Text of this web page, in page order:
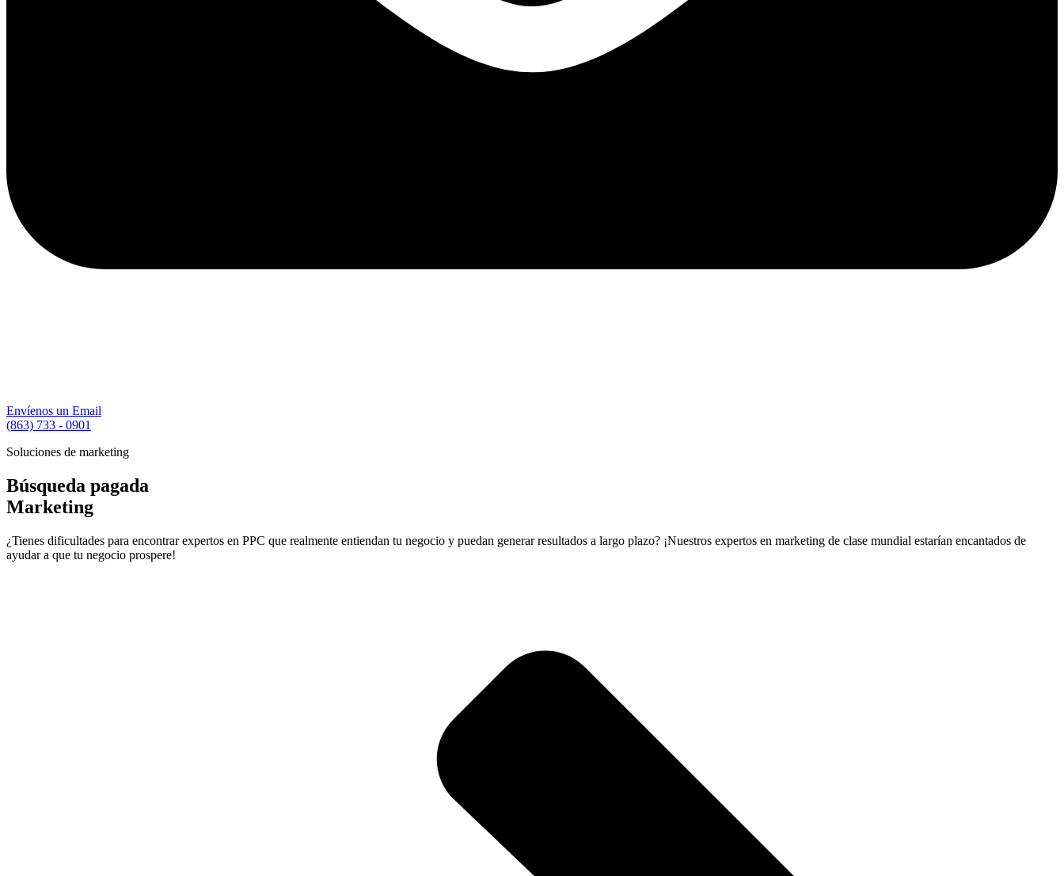
Envíenos un Email
(863) 733 - 0901
Soluciones de marketing
Búsqueda pagada
Marketing
¿Tienes dificultades para encontrar expertos en PPC que realmente entiendan tu negocio y puedan generar resultados a largo plazo? ¡Nuestros expertos en marketing de clase mundial estarían encantados de
ayudar a que tu negocio prospere!